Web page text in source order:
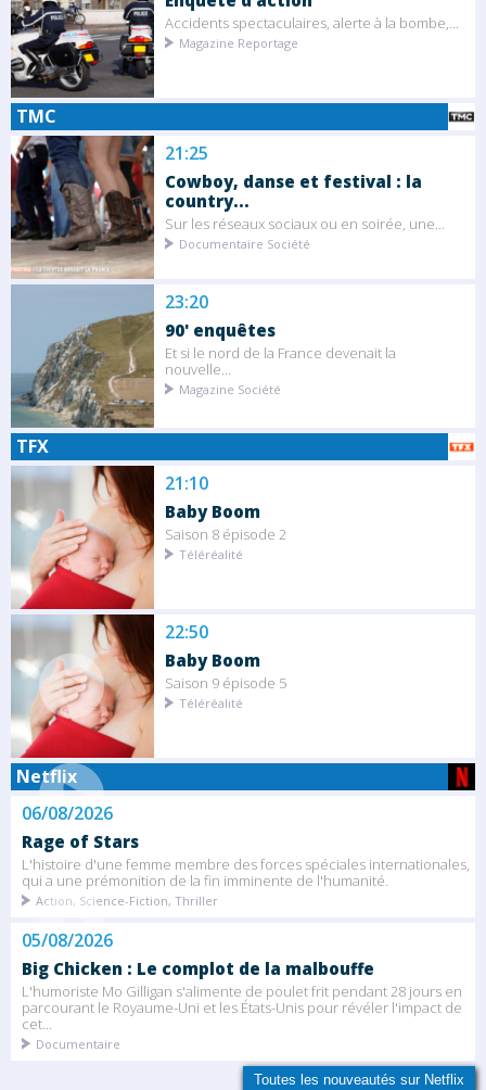
Accidents spectaculaires, alerte à la bombe,...
Magazine Reportage
TMC
21:25
Cowboy, danse et festival : la
country...
Sur les réseaux sociaux ou en soirée, une...
Documentaire Société
23:20
90' enquêtes
Et si le nord de la France devenait la
nouvelle...
Magazine Société
TFX
21:10
Baby Boom
Saison 8 épisode 2
Téléréalité
22:50
Baby Boom
Saison 9 épisode 5
Téléréalité
Netflix
06/08/2026
Rage of Stars
L'histoire d'une femme membre des forces spéciales internationales,
qui a une prémonition de la fin imminente de l'humanité.
Action, Science-Fiction, Thriller
05/08/2026
Big Chicken : Le complot de la malbouffe
L'humoriste Mo Gilligan s'alimente de poulet frit pendant 28 jours en
parcourant le Royaume-Uni et les États-Unis pour révéler l'impact de
cet...
Documentaire
Toutes les nouveautés sur Netflix